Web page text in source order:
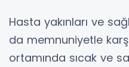
Hasta yakınları ve
da memnuniyetle
ortamında sıcak ve